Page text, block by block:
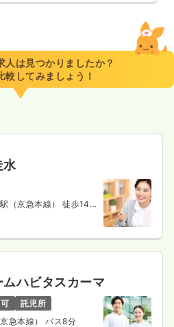
人は見つかりましたか？
較してみましょう！
水
（京急本線） 徒歩14
ハビタスカーマ
託児所
急本線） バス8分